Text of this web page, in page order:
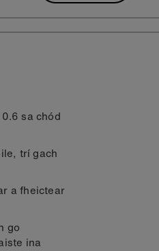
sa chód
trí gach
a fheictear
go
ina